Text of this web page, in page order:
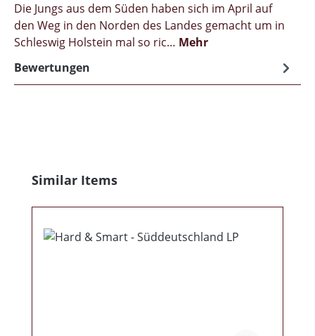
Die Jungs aus dem Süden haben sich im April auf
den Weg in den Norden des Landes gemacht um in
Schleswig Holstein mal so ric… Mehr
Bewertungen
Produktgalerie überspringen
Similar Items